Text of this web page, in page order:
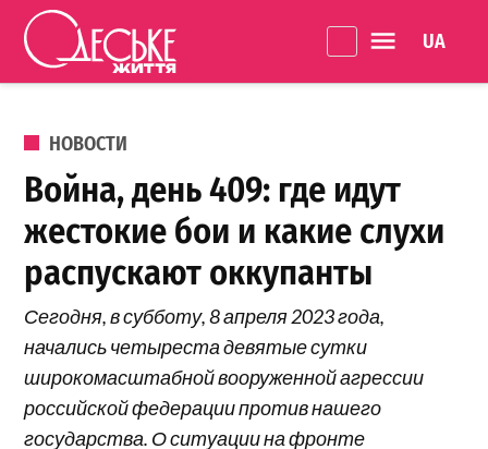
Перейти к содержанию
життя
ОПУБЛИКОВАНО В
НОВОСТИ
Война, день 409: где идут
жестокие бои и какие слухи
распускают оккупанты
Сегодня, в субботу, 8 апреля 2023 года,
начались четыреста девятые сутки
широкомасштабной вооруженной агрессии
российской федерации против нашего
государства. О ситуации на фронте